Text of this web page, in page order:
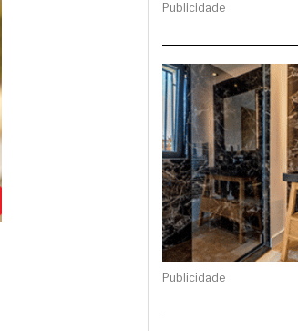
Publicidade
Publicidade